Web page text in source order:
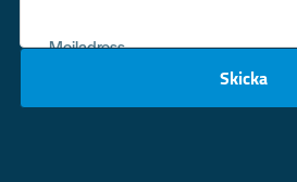
Mejladress
Skicka